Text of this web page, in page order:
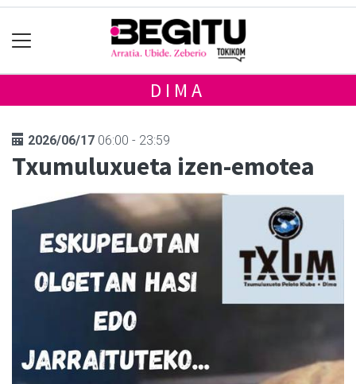
DIMA
2026/06/17 06:00 - 23:59
Txumuluxueta izen-emotea